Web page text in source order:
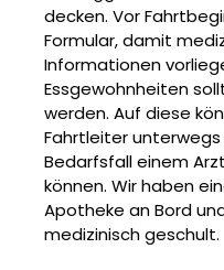
decken. Vor
Formular, damit
Informationen
Essgewohnheiten
werden. Auf diese
Fahrtleiter
Bedarfsfall einem
können. Wir haben
Apotheke an Bord
medizinisch geschult.